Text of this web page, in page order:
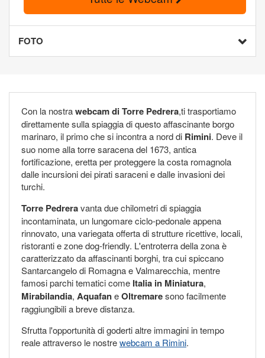
FOTO
Con la nostrawebcam di Torre Pedrera,ti trasportiamo
direttamente sulla spiaggia di questo affascinante borgo
marinaro, il primo che si incontra a nord di Rimini. Deve il
suo nome alla torre saracena del 1673, antica
fortificazione, eretta per proteggere la costa romagnola
dalle incursioni dei pirati saraceni e dalle invasioni dei
turchi.
Torre Pedreravanta due chilometri di spiaggia
incontaminata, un lungomare ciclo-pedonale appena
rinnovato, una variegata offerta di strutture ricettive, locali,
ristoranti e zone dog-friendly. L'entroterra della zona è
caratterizzato da affascinanti borghi, tra cui spiccano
Santarcangelo di Romagna e Valmarecchia, mentre
famosi parchi tematici come Italia in Miniatura,
Mirabilandia, AquafaneOltremaresono facilmente
raggiungibili a breve distanza.
Sfrutta l'opportunità di goderti altre immagini in tempo
reale attraverso le nostrewebcam a Rimini.